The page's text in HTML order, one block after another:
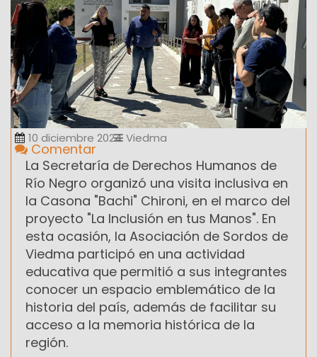
10 diciembre 2024 Viedma
Comentar
La Secretaría de Derechos Humanos de
Río Negro organizó una visita inclusiva en
la Casona "Bachi" Chironi, en el marco del
proyecto "La Inclusión en tus Manos". En
esta ocasión, la Asociación de Sordos de
Viedma participó en una actividad
educativa que permitió a sus integrantes
conocer un espacio emblemático de la
historia del país, además de facilitar su
acceso a la memoria histórica de la
región.